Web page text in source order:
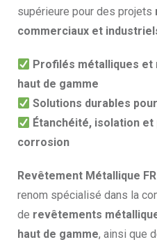
supérieure pour des projets
commerciaux et
Profilés métalliques
haut de gamme
Solutions durables
Étanchéité, isolation
corrosion
Revêtement Métallique FR
renom spécialisé dans la
de revêtements
haut de gamme, ainsi que